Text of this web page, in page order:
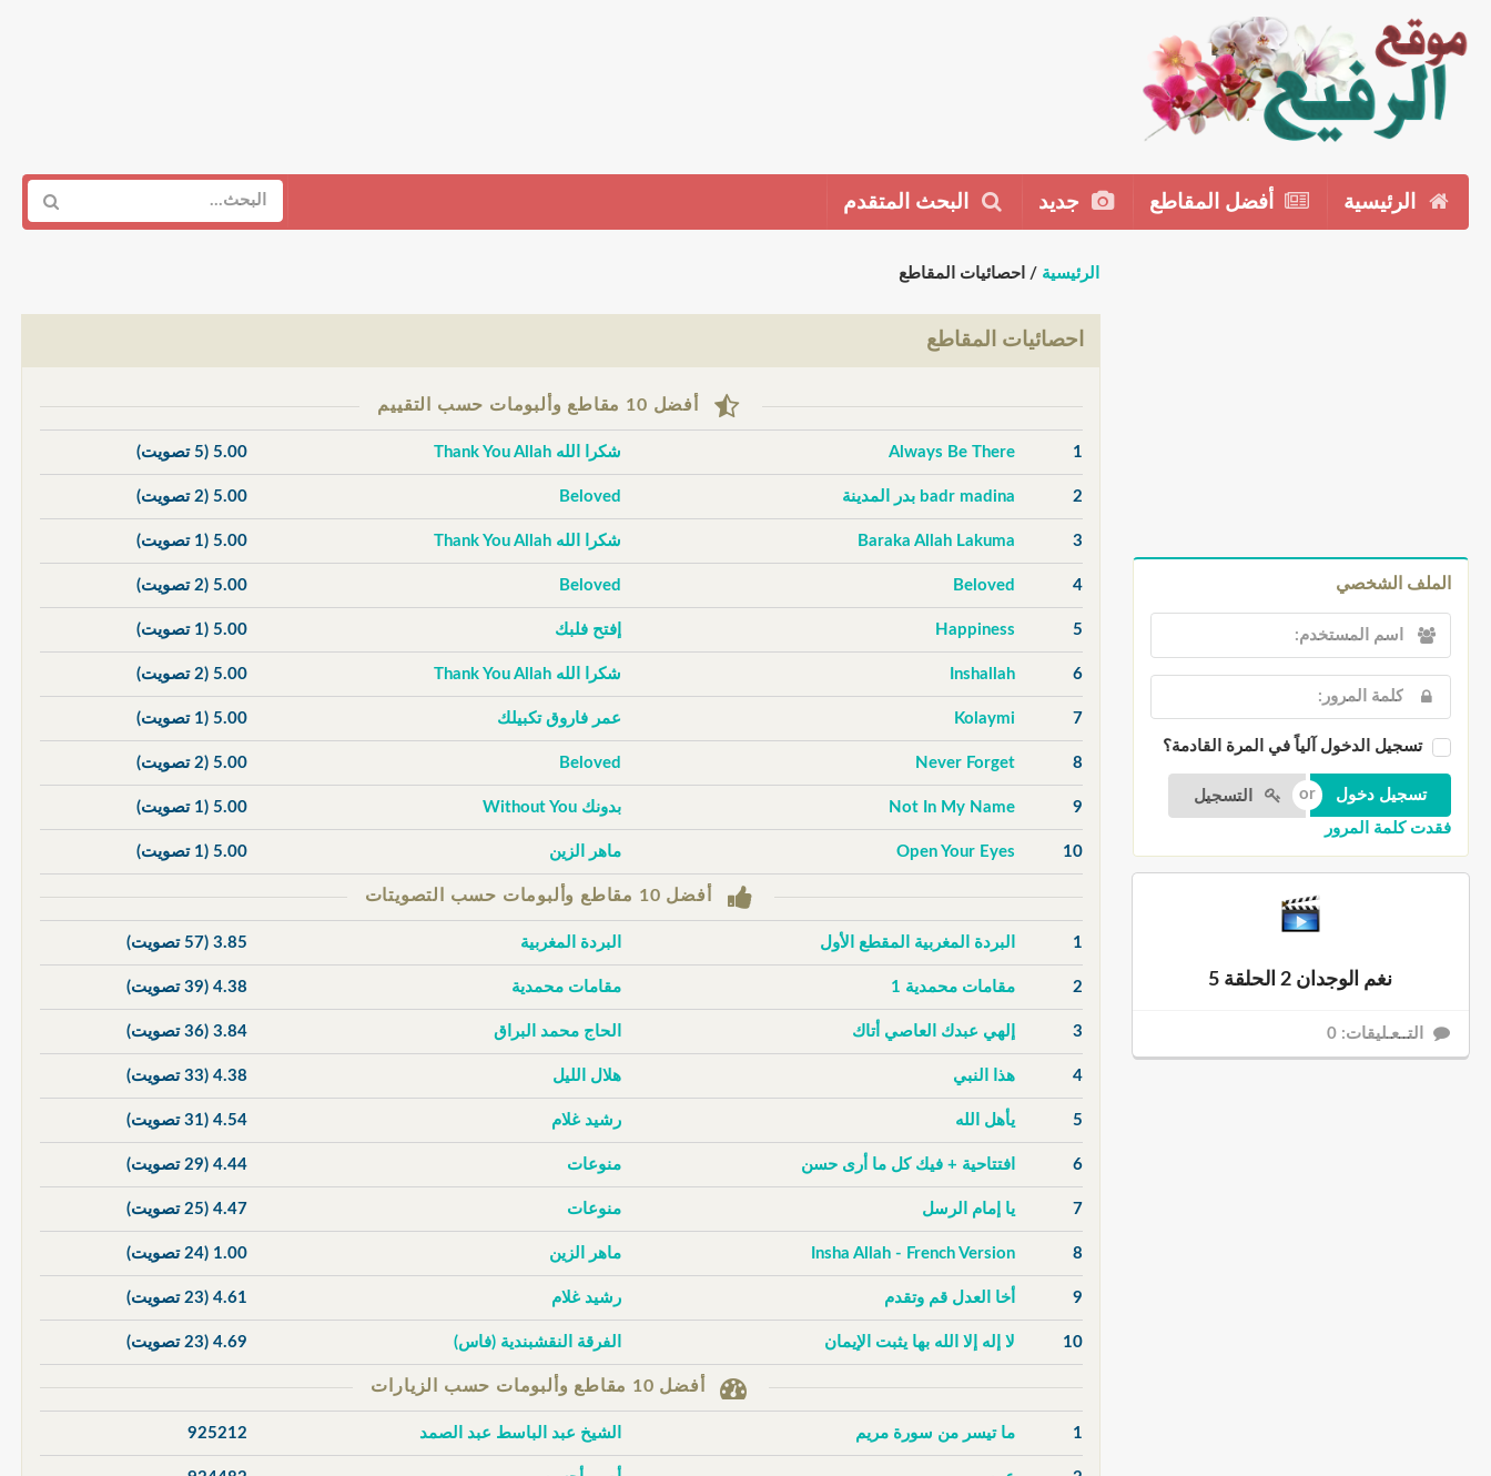
الرئيسية أفضل المقاطع جديد البحث المتقدم
الملف الشخصي
تسجيل الدخول آلياً في المرة القادمة؟
التسجيل
فقدت كلمة المرور
نغم الوجدان 2 الحلقة 5
التــعـليقات: 0
الرئيسية / احصائيات المقاطع
احصائيات المقاطع
أفضل 10 مقاطع وألبومات حسب التقييم
1
Always Be There شكرا الله Thank You Allah 5.00 (5 تصويت)
2 badr madina بدر المدينة Beloved
5.00 (2 تصويت)
3
Baraka Allah Lakuma شكرا الله Thank You Allah 5.00 (1 تصويت)
4
Beloved
Beloved
5.00 (2 تصويت)
5
Happiness إفتح فلبك 5.00 (1 تصويت)
6
Inshallah شكرا الله Thank You Allah 5.00 (2 تصويت)
7
Kolaymi عمر فاروق تكبيلك 5.00 (1 تصويت)
8
Never Forget
Beloved
5.00 (2 تصويت)
9
Not In My Name بدونك Without You 5.00 (1 تصويت)
10
Open Your Eyes ماهر الزين 5.00 (1 تصويت)
أفضل 10 مقاطع وألبومات حسب التصويتات
1 البردة المغربية المقطع الأول البردة المغربية 3.85 (57 تصويت)
2 مقامات محمدية 1 مقامات محمدية 4.38 (39 تصويت)
3 إلهي عبدك العاصي أتاك الحاج محمد البراق 3.84 (36 تصويت)
4 هذا النبي هلال الليل 4.38 (33 تصويت)
5 يأهل الله رشيد غلام 4.54 (31 تصويت)
6 افتتاحية + فيك كل ما أرى حسن منوعات 4.44 (29 تصويت)
7 يا إمام الرسل منوعات 4.47 (25 تصويت)
8
Insha Allah - French Version ماهر الزين 1.00 (24 تصويت)
9 أخا العدل قم وتقدم رشيد غلام 4.61 (23 تصويت)
10 لا إله إلا الله بها يثبت الإيمان الفرقة النقشبندية (فاس) 4.69 (23 تصويت)
أفضل 10 مقاطع وألبومات حسب الزيارات
1 ما تيسر من سورة مريم الشيخ عبد الباسط عبد الصمد 925212